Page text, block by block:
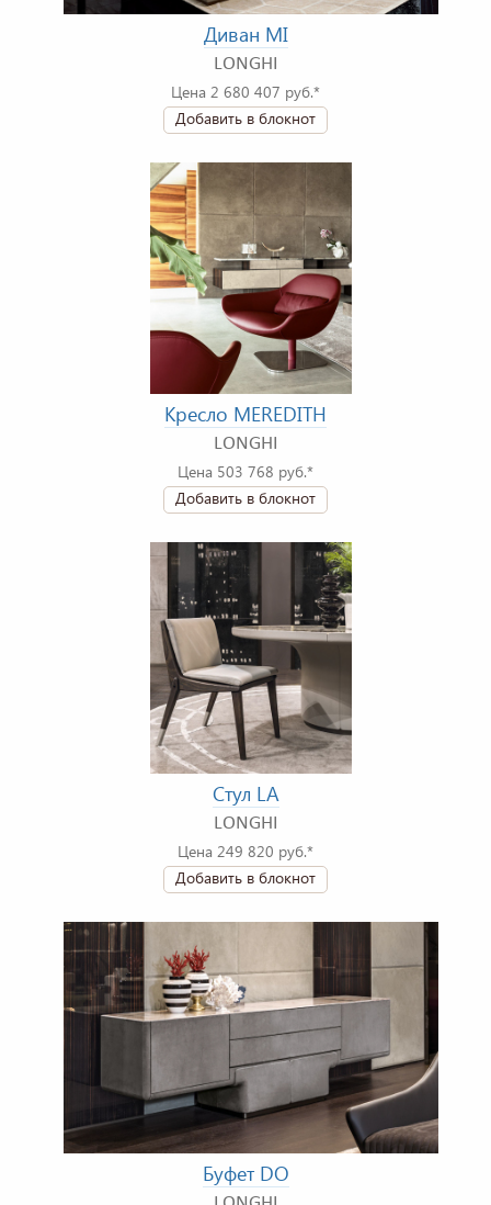
Диван MI
LONGHI
Цена 2 680 407 руб.*
Добавить в блокнот
Кресло MEREDITH
LONGHI
Цена 503 768 руб.*
Добавить в блокнот
Стул LA
LONGHI
Цена 249 820 руб.*
Добавить в блокнот
Буфет DO